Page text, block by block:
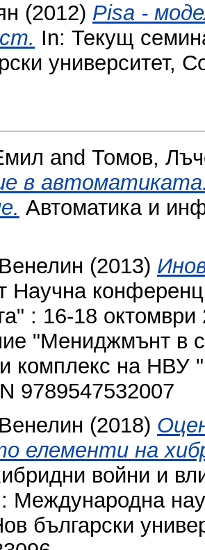
(2012) Pisa -
In: Текущ
университет,
and Томов,
в
Автоматика и
(2013)
Научна
: 16-18
"Мениджмънт в
комплекс на НВУ
9789547532007
(2018)
елементи на
войни и
: Международна
български